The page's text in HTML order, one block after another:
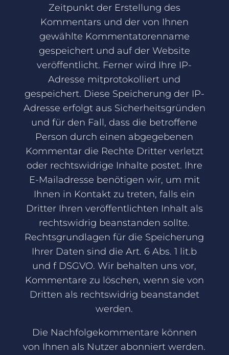
Zeitpunkt der Erstellung des
Kommentars und der von Ihnen
gewählte Kommentatorenname
gespeichert und auf der Website
veröffentlicht. Ferner wird Ihre IP-
Adresse mitprotokolliert und
gespeichert. Diese Speicherung der IP-
Adresse erfolgt aus Sicherheitsgründen
und für den Fall, dass die betroffene
Person durch einen abgegebenen
Kommentar die Rechte Dritter verletzt
oder rechtswidrige Inhalte postet. Ihre
E-Mailadresse benötigen wir, um mit
Ihnen in Kontakt zu treten, falls ein
Dritter Ihren veröffentlichten Inhalt als
rechtswidrig beanstanden sollte.
Rechtsgrundlagen für die Speicherung
Ihrer Daten sind die Art. 6 Abs. 1 lit.b
und f DSGVO. Wir behalten uns vor,
Kommentare zu löschen, wenn sie von
Dritten als rechtswidrig beanstandet
werden.
Die Nachfolgekommentare können
von Ihnen als Nutzer abonniert werden.